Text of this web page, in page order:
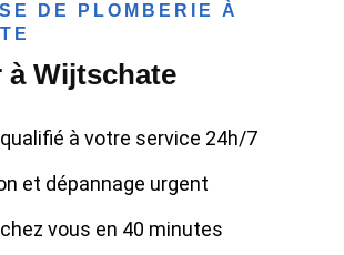
DE PLOMBERIE À
à Wijtschate
à votre service 24h/7
et dépannage urgent
vous en 40 minutes